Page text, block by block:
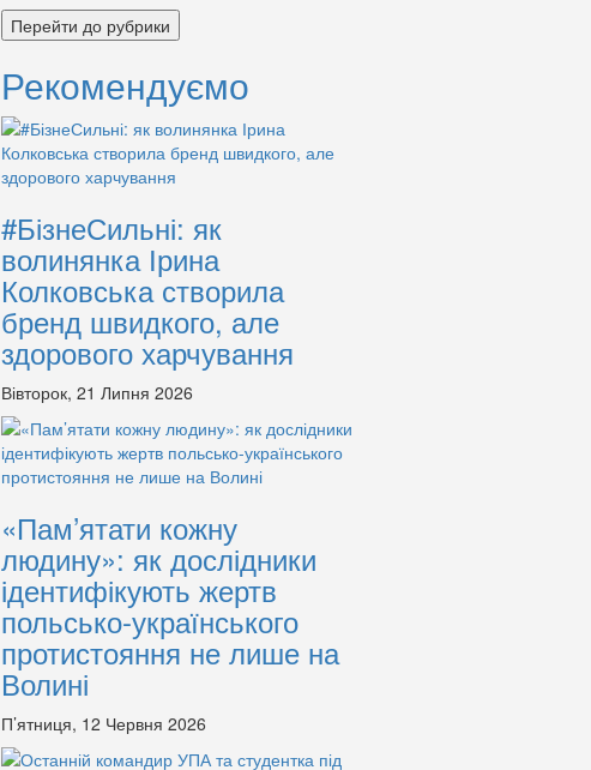
Перейти до рубрики
Рекомендуємо
#БізнеСильні: як
волинянка Ірина
Колковська створила
бренд швидкого, але
здорового харчування
Вівторок, 21 Липня 2026
«Пам’ятати кожну
людину»: як дослідники
ідентифікують жертв
польсько-українського
протистояння не лише на
Волині
П’ятниця, 12 Червня 2026